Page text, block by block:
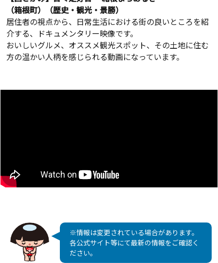
（箱根町）（歴史・観光・景勝）
居住者の視点から、日常生活における街の良いところを紹
介する、ドキュメンタリー映像です。
おいしいグルメ、オススメ観光スポット、その土地に住む
方の温かい人柄を感じられる動画になっています。
※情報は変更されている場合があります。
各公式サイト等にて最新の情報をご確認く
ださい。